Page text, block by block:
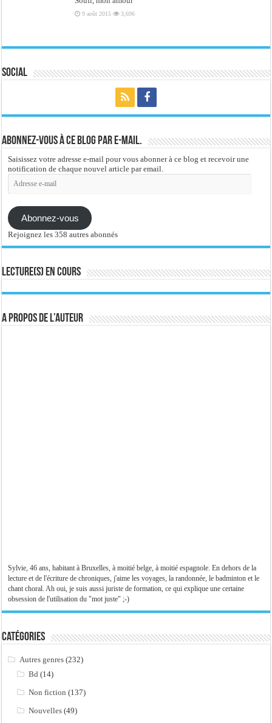
9 août 2015 3,696
Social
Abonnez-vous à ce blog par e-mail.
Saisissez votre adresse e-mail pour vous abonner à ce blog et recevoir une
notification de chaque nouvel article par email.
Adresse
e-
Abonnez-vous
Rejoignez les 358 autres abonnés
Lecture(s) en cours
A propos de l’auteur
Sylvie, 46 ans, habitant à Bruxelles, à moitié belge, à moitié espagnole. En dehors de la
lecture et de l'écriture de chroniques, j'aime les voyages, la randonnée, le badminton et le
chant choral. Ah oui, je suis aussi juriste de formation, ce qui explique une certaine
obsession de l'utilisation du "mot juste" ;-)
Catégories
Autres genres (232)
Bd (14)
Non fiction (137)
Nouvelles (49)